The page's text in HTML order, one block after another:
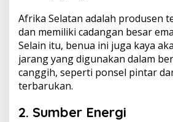
Afrika Selatan adalah produsen
dan memiliki cadangan besar
Selain itu, benua ini juga kaya
jarang yang digunakan dalam
canggih, seperti ponsel pintar
terbarukan.
2. Sumber Energi